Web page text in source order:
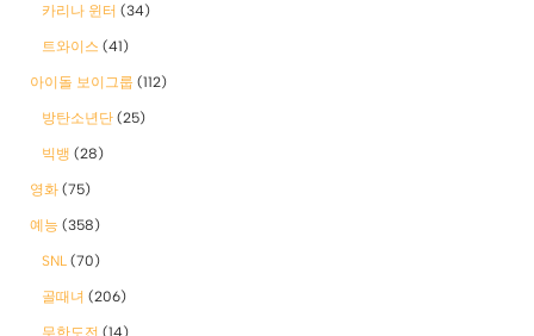
카리나 윈터 (34)
트와이스 (41)
아이돌 보이그룹 (112)
방탄소년단 (25)
빅뱅 (28)
영화 (75)
예능 (358)
SNL (70)
골때녀 (206)
무한도전 (14)